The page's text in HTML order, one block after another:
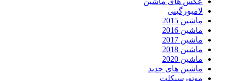
لامبورگینی
ماشین 2015
ماشین 2016
ماشین 2017
ماشین 2018
ماشین 2020
ماشین های جدید
موتورسیکلت